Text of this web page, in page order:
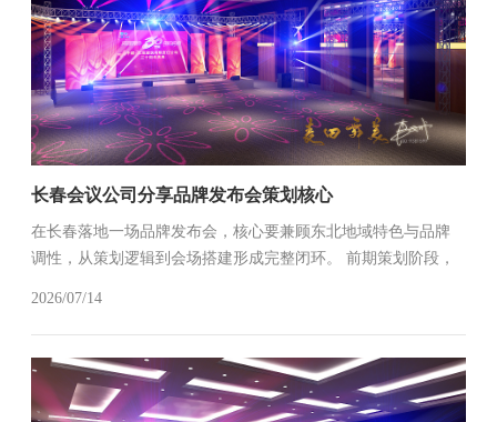
长春会议公司分享品牌发布会策划核心
在长春落地一场品牌发布会，核心要兼顾东北地域特色与品牌
调性，从策划逻辑到会场搭建形成完整闭环。 前期策划阶段，
主题打卡墙搭配长春元素...
2026/07/14